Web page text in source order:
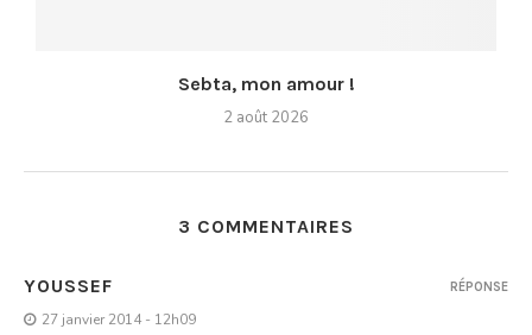
Sebta, mon amour !
2 août 2026
3 COMMENTAIRES
YOUSSEF
27 janvier 2014 - 12h09
RÉPONSE